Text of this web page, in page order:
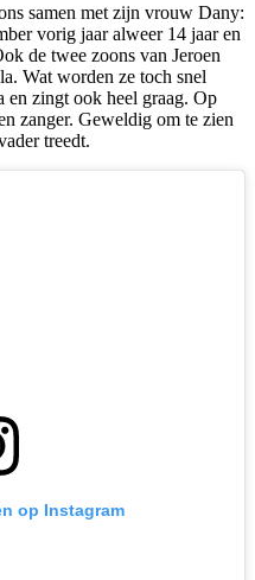
samen met zijn vrouw Dany:
vorig jaar alweer 14 jaar en
de twee zoons van Jeroen
Wat worden ze toch snel
en zingt ook heel graag. Op
zanger. Geweldig om te zien
treedt.
op Instagram